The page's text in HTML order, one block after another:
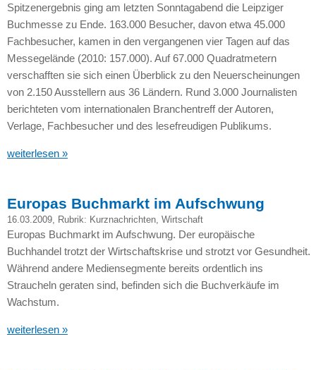
Spitzenergebnis ging am letzten Sonntagabend die Leipziger
Buchmesse zu Ende. 163.000 Besucher, davon etwa 45.000
Fachbesucher, kamen in den vergangenen vier Tagen auf das
Messegelände (2010: 157.000). Auf 67.000 Quadratmetern
verschafften sie sich einen Überblick zu den Neuerscheinungen
von 2.150 Ausstellern aus 36 Ländern. Rund 3.000 Journalisten
berichteten vom internationalen Branchentreff der Autoren,
Verlage, Fachbesucher und des lesefreudigen Publikums.
weiterlesen »
Europas Buchmarkt im Aufschwung
16.03.2009, Rubrik: Kurznachrichten, Wirtschaft
Europas Buchmarkt im Aufschwung. Der europäische
Buchhandel trotzt der Wirtschaftskrise und strotzt vor Gesundheit.
Während andere Mediensegmente bereits ordentlich ins
Straucheln geraten sind, befinden sich die Buchverkäufe im
Wachstum.
weiterlesen »